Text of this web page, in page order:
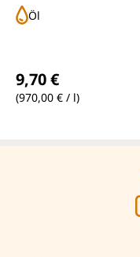
Öl
9,70 €
(970,00 € / l)